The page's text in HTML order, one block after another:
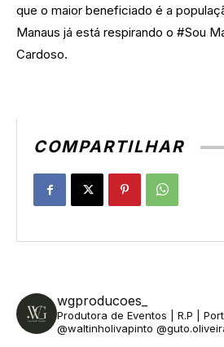
que o maior beneficiado é a
Manaus já está respirando o #Sou
Cardoso.
COMPARTILHAR
wgproducoes_
Produtora de Eventos | R.P |
@waltinholivapinto